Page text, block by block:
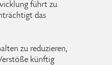
führt zu
das
zu reduzieren,
künftig